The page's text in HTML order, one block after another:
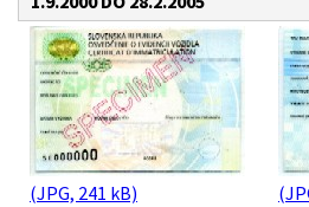
(JPG, 241 kB)